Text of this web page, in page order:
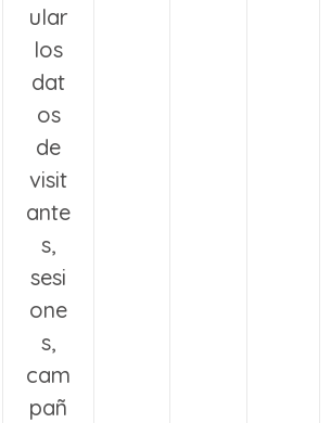
ular
los
dat
os
de
visit
ante
s,
sesi
one
s,
cam
pañ